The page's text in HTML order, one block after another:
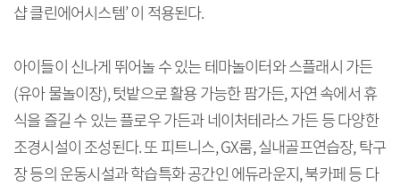
샵 클린에어시스템’ 이 적용된다.
아이들이 신나게 뛰어놀 수 있는 테마놀이터와 스플래시 가든
(유아 물놀이장), 텃밭으로 활용 가능한 팜가든, 자연 속에서 휴
식을 즐길 수 있는 플로우 가든과 네이처테라스 가든 등 다양한
조경시설이 조성된다. 또 피트니스, GX룸, 실내골프연습장, 탁구
장 등의 운동시설과 학습특화 공간인 에듀라운지, 북카페 등 다